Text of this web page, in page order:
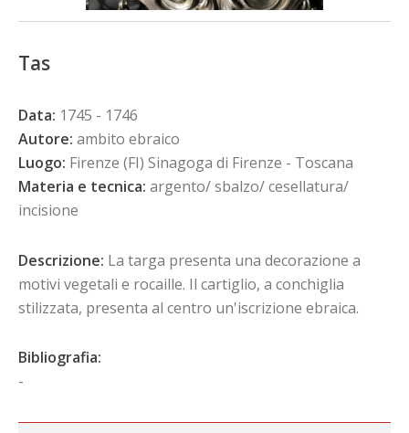
Tas
Data: 1745 - 1746
Autore: ambito ebraico
Luogo: Firenze (FI) Sinagoga di Firenze - Toscana
Materia e tecnica: argento/ sbalzo/ cesellatura/
incisione
Descrizione: La targa presenta una decorazione a
motivi vegetali e rocaille. Il cartiglio, a conchiglia
stilizzata, presenta al centro un'iscrizione ebraica.
Bibliografia:
-